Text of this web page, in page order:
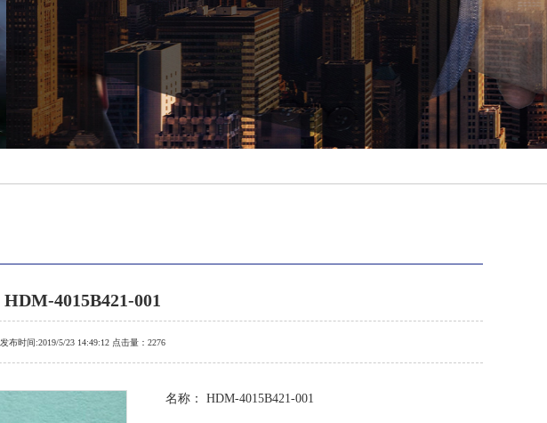
HDM-4015B421-001
发布时间:2019/5/23 14:49:12 点击量：2276
名称： HDM-4015B421-001